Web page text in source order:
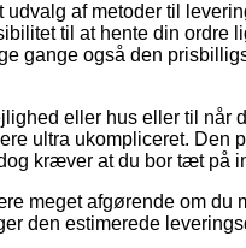
af metoder til
til at hente din ordre
gange også den
eller hus eller til når
ultra ukompliceret. Den
kræver at du bor tæt på
meget afgørende om du
den estimerede